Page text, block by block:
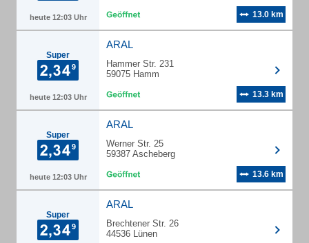
heute 12:03 Uhr 13.0 km
Super
heute 12:03 Uhr
ARAL
Hammer Str. 231
59075 Hamm
13.3 km
Super
heute 12:03 Uhr
ARAL
Werner Str. 25
59387 Ascheberg
13.6 km
Super
ARAL
Brechtener Str. 26
44536 Lünen